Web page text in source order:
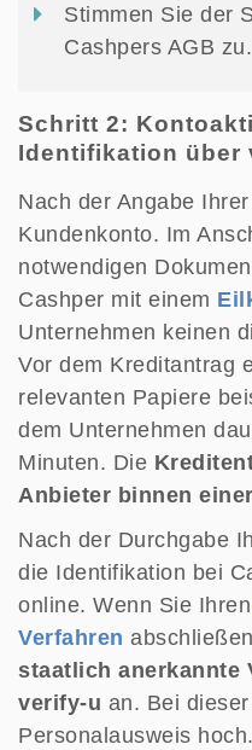
Stimmen Sie der
Cashpers AGB zu.
Schritt 2:
Identifikation über
Nach der Angabe
Kundenkonto. Im
notwendigen
Cashper mit einem
Unternehmen keinen
Vor dem Kreditantrag
relevanten Papiere
dem Unternehmen
Minuten. Die
Anbieter binnen
Nach der Durchgabe
die Identifikation bei
online. Wenn Sie Ihren
Verfahren
staatlich anerkannte
verify-u an. Bei
Personalausweis